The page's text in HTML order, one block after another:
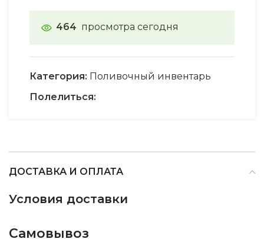
464 просмотра сегодня
Категория: Поливочный инвентарь
Полелиться:
ДОСТАВКА И ОПЛАТА
Условия доставки
Самовывоз